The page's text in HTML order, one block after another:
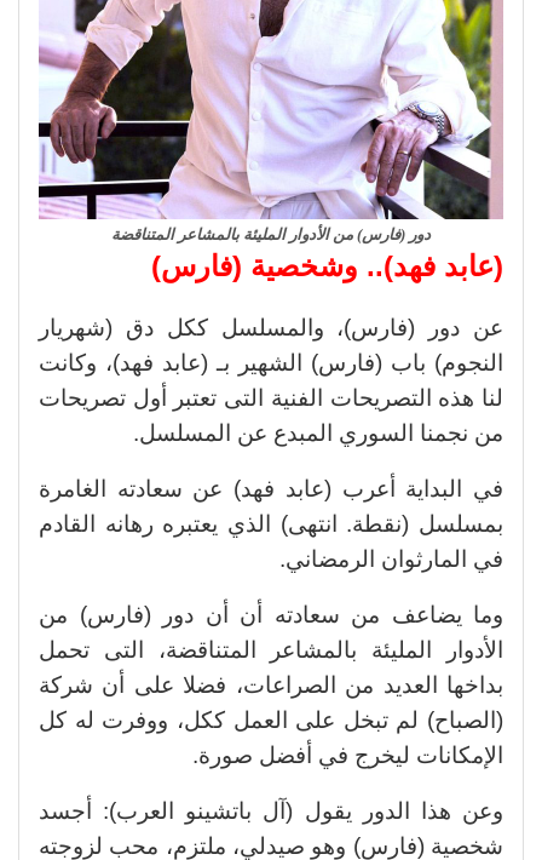
دور (فارس) من الأدوار المليئة بالمشاعر المتناقضة
(عابد فهد).. وشخصية (فارس)
عن دور (فارس)، والمسلسل ككل دق (شهريار
النجوم) باب (فارس) الشهير بـ (عابد فهد)، وكانت
لنا هذه التصريحات الفنية التى تعتبر أول تصريحات
من نجمنا السوري المبدع عن المسلسل.
في البداية أعرب (عابد فهد) عن سعادته الغامرة
بمسلسل (نقطة. انتهى) الذي يعتبره رهانه القادم
في المارثوان الرمضاني.
وما يضاعف من سعادته أن أن دور (فارس) من
الأدوار المليئة بالمشاعر المتناقضة، التى تحمل
بداخها العديد من الصراعات، فضلا على أن شركة
(الصباح) لم تبخل على العمل ككل، ووفرت له كل
الإمكانات ليخرج في أفضل صورة.
وعن هذا الدور يقول (آل باتشينو العرب): أجسد
شخصية (فارس) وهو صيدلي، ملتزم، محب لزوجته